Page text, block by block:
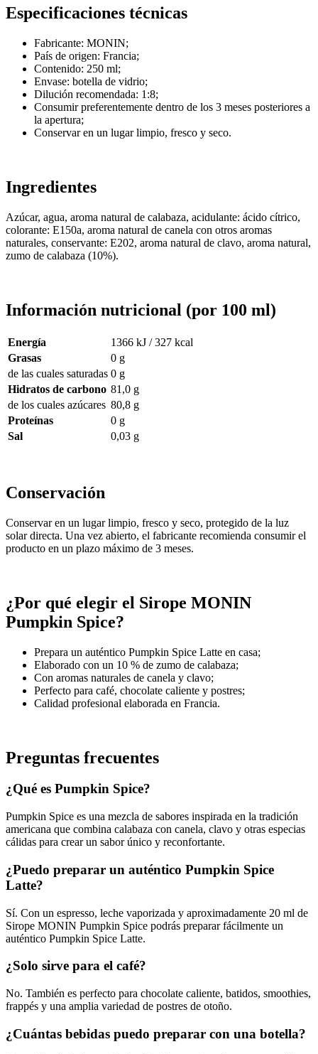
Especificaciones técnicas
Fabricante: MONIN;
País de origen: Francia;
Contenido: 250 ml;
Envase: botella de vidrio;
Dilución recomendada: 1:8;
Consumir preferentemente dentro de los 3 meses posteriores a
la apertura;
Conservar en un lugar limpio, fresco y seco.
Ingredientes
Azúcar, agua, aroma natural de calabaza, acidulante: ácido cítrico,
colorante: E150a, aroma natural de canela con otros aromas
naturales, conservante: E202, aroma natural de clavo, aroma natural,
zumo de calabaza (10%).
Información nutricional (por 100 ml)
Energía
1366 kJ / 327 kcal
Grasas
0 g
de las cuales saturadas 0 g
Hidratos de carbono 81,0 g
de los cuales azúcares 80,8 g
Proteínas
0 g
Sal
0,03 g
Conservación
Conservar en un lugar limpio, fresco y seco, protegido de la luz
solar directa. Una vez abierto, el fabricante recomienda consumir el
producto en un plazo máximo de 3 meses.
¿Por qué elegir el Sirope MONIN
Pumpkin Spice?
Prepara un auténtico Pumpkin Spice Latte en casa;
Elaborado con un 10 % de zumo de calabaza;
Con aromas naturales de canela y clavo;
Perfecto para café, chocolate caliente y postres;
Calidad profesional elaborada en Francia.
Preguntas frecuentes
¿Qué es Pumpkin Spice?
Pumpkin Spice es una mezcla de sabores inspirada en la tradición
americana que combina calabaza con canela, clavo y otras especias
cálidas para crear un sabor único y reconfortante.
¿Puedo preparar un auténtico Pumpkin Spice
Latte?
Sí. Con un espresso, leche vaporizada y aproximadamente 20 ml de
Sirope MONIN Pumpkin Spice podrás preparar fácilmente un
auténtico Pumpkin Spice Latte.
¿Solo sirve para el café?
No. También es perfecto para chocolate caliente, batidos, smoothies,
frappés y una amplia variedad de postres de otoño.
¿Cuántas bebidas puedo preparar con una botella?